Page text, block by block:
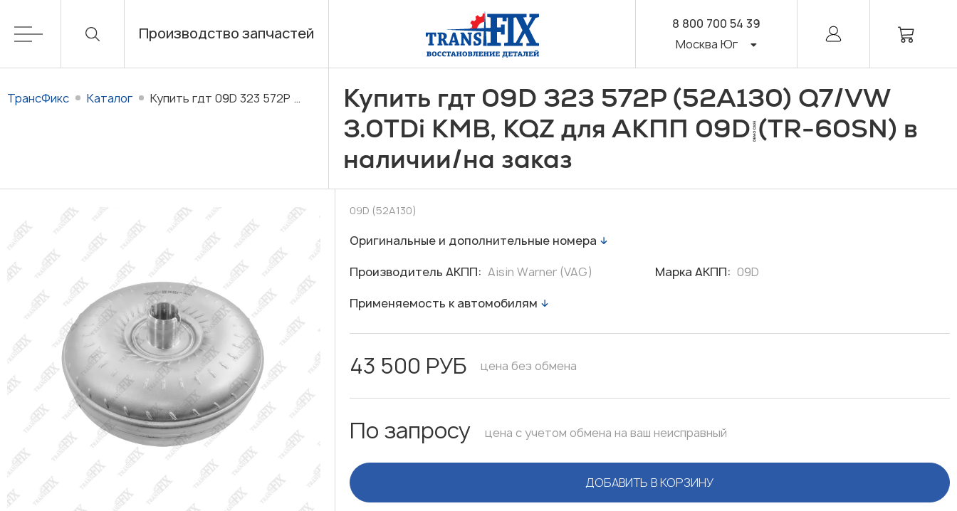
Производство запчастей
8 800 700 54 39
Москва Юг
ТрансФикс Каталог Купить гдт 09D 323 572P (52A130) Q7/VW 3.0TDi KMB, KQZ для АКПП 09D (TR-60SN) в наличии/на заказ Купить гдт 09D 323 572P (52A130) Q7/VW
3.0TDi KMB, KQZ для АКПП 09D (TR-60SN) в
наличии/на заказ
09D (52A130)
Оригинальные и дополнительные номера
Производитель АКПП: Aisin Warner (VAG) Марка АКПП: 09D
Применяемость к автомобилям
43 500 РУБ цена без обмена
По запросу цена с учетом обмена на ваш неисправный
ДОБАВИТЬ В КОРЗИНУ